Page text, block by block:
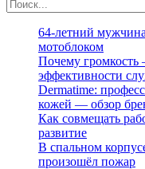
64-летний
мотоблоком
Почему громкость
эффективности
Dermatime:
кожей — обзор
Как совмещать
развитие
В спальном
произошёл пожар